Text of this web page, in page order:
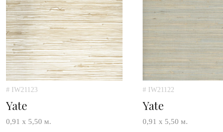
# IW21123
Yate
0,91 х 5,50 м.
# IW21122
Yate
0,91 х 5,50 м.